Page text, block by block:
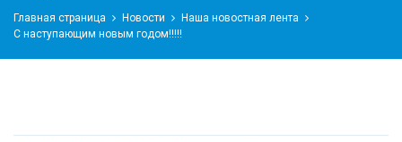
Главная страница Новости
Наша новостная лента
С наступающим новым годом!!!!!